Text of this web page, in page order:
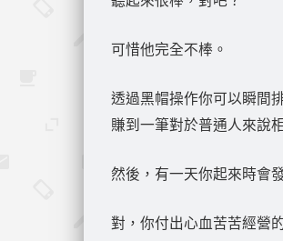
可惜他完全不棒。
透過黑帽操作你可以瞬間
賺到一筆對於普通人來說
然後，有一天你起來時會
對，你付出心血苦苦經營